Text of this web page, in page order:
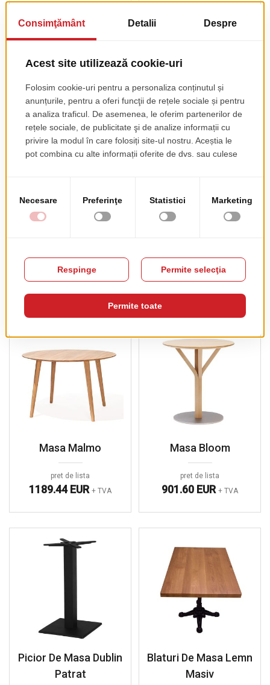
153.00 EUR 437.96 EUR + TVA
Scaun No 56
PRODUSE COMPLEMENTARE
Masa Malmo
pret de lista
1189.44 EUR + TVA
Masa Bloom
pret de lista
901.60 EUR + TVA
Picior De Masa Dublin
Patrat
Blaturi De Masa Lemn
Masiv